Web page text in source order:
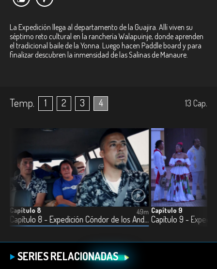
La Expedición llega al departamento de la Guajira. Allí viven su
séptimo reto cultural en la ranchería Walapuinje, donde aprenden
el tradicional baile de la Yonna. Luego hacen Paddle board y para
finalizar descubren la inmensidad de las Salinas de Manaure.
Temp. 1 2 3 4 13 Cap.
Capítulo 8
Capítulo 8 - Expedición Cóndor de los Andes
49m Capítulo 9
SERIES RELACIONADAS